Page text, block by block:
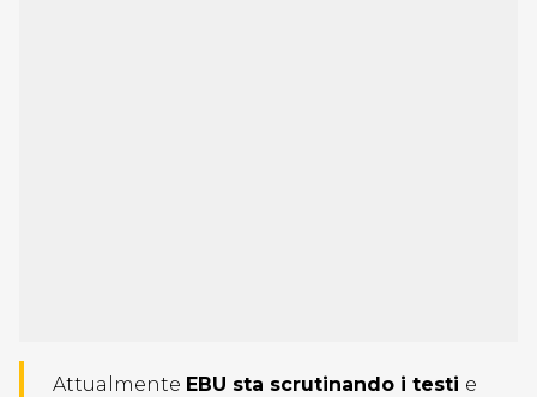
Attualmente EBU sta scrutinando i testi e